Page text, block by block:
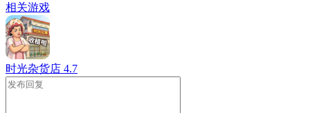
相关游戏
时光杂货店 4.7